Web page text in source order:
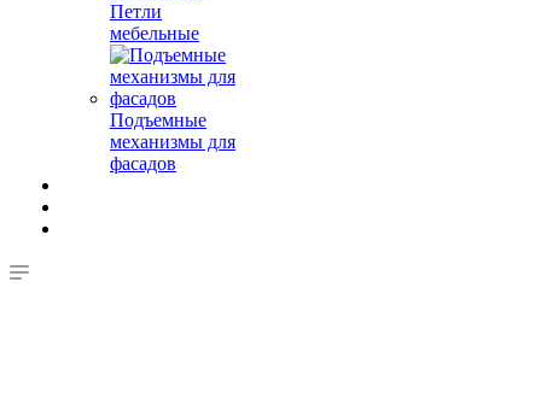
Петли
мебельные
Подъемные
механизмы для
фасадов